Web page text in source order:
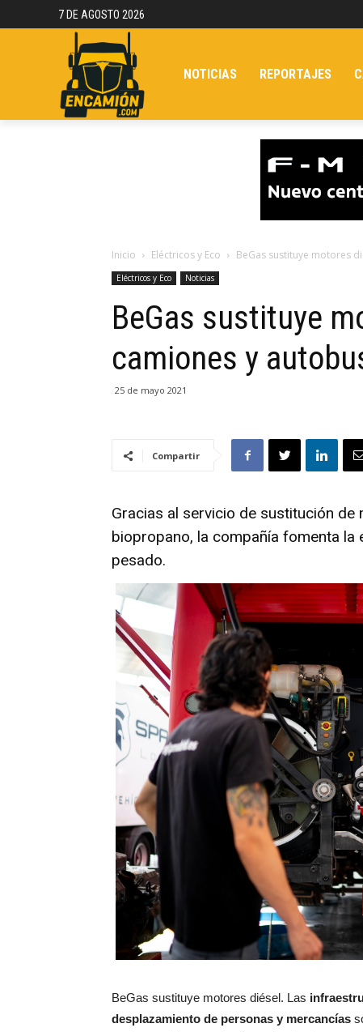
7 DE AGOSTO 2026
NOTICIAS REPORTAJES
Inicio Eléctricos y Eco BeGas sustituye motores
Eléctricos y Eco Noticias
BeGas sustituye
camiones y
25 de mayo 2021
Compartir
Gracias al servicio de sustitución
biopropano, la compañía fomenta
pesado.
BeGas sustituye motores diésel. Las
desplazamiento de personas y mercancías